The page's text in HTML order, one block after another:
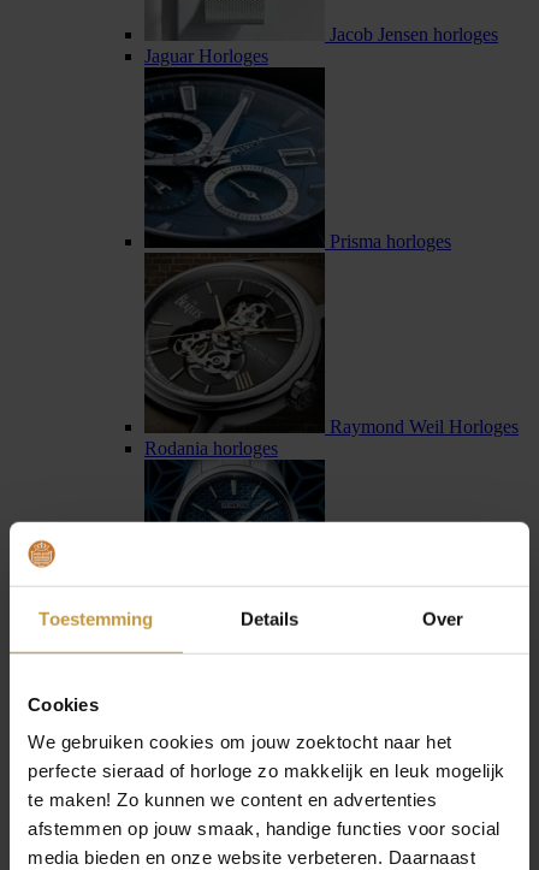
Toestemming Details Over
Cookies
We gebruiken cookies om jouw zoektocht naar het
perfecte sieraad of horloge zo makkelijk en leuk mogelijk
te maken! Zo kunnen we content en advertenties
afstemmen op jouw smaak, handige functies voor social
media bieden en onze website verbeteren. Daarnaast
Jacob Jensen horloges
Jaguar Horloges
Prisma horloges
Raymond Weil Horloges
Rodania horloges
Seiko Astron horloges
Sternglas horloges